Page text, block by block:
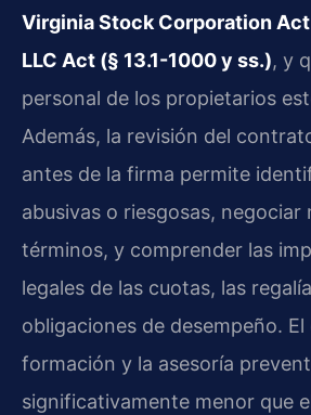
Virginia Stock Corporation Act
LLC Act (§ 13.1-1000 y ss.), y
personal de los propietarios
Además, la revisión del
antes de la firma permite
abusivas o riesgosas, negociar
términos, y comprender las
legales de las cuotas, las
obligaciones de desempeño.
formación y la asesoría
significativamente menor que